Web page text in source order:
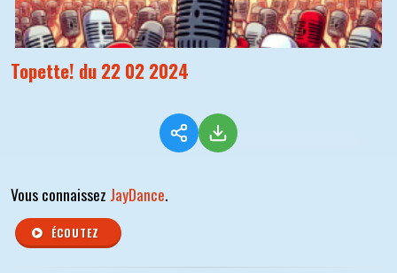
Topette! du 22 02 2024
Vous connaissez JayDance.
ÉCOUTEZ